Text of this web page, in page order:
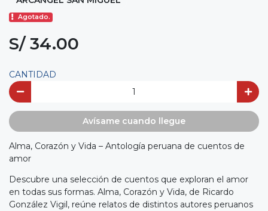
Agotado.
S/ 34.00
CANTIDAD
Avísame cuando llegue
Alma, Corazón y Vida – Antología peruana de cuentos de
amor
Descubre una selección de cuentos que exploran el amor
en todas sus formas. Alma, Corazón y Vida, de Ricardo
González Vigil, reúne relatos de distintos autores peruanos